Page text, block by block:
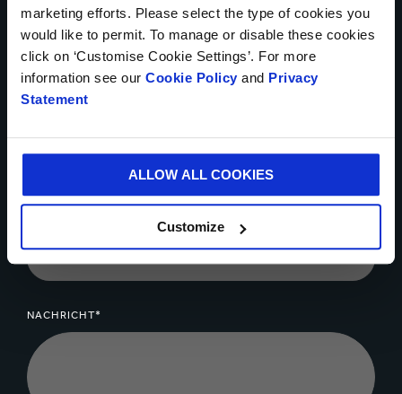
marketing efforts. Please select the type of cookies you
would like to permit. To manage or disable these cookies
click on ‘Customise Cookie Settings’. For more
information see our Cookie Policy and Privacy
Statement
ALLOW ALL COOKIES
Customize
IHRE E-MAIL-ADRESSE*
NACHRICHT*